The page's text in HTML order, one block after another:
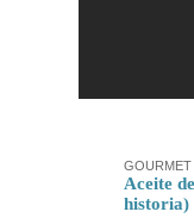
Aceite
historia)